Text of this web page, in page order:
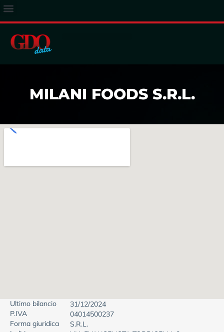
MILANI FOODS S.R.L.
Ultimo bilancio
31/12/2024
P.IVA
04014500237
Forma giuridica
S.R.L.